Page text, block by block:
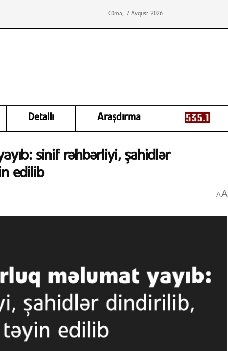
Cümə, 7 Avqust 2026
Detallı Araşdırma
sinif rəhbərliyi, şahidlər
edilib
AA